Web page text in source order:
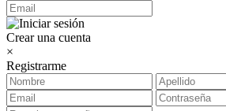
Crear una cuenta
×
Registrarme